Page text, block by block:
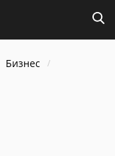
Бизнес